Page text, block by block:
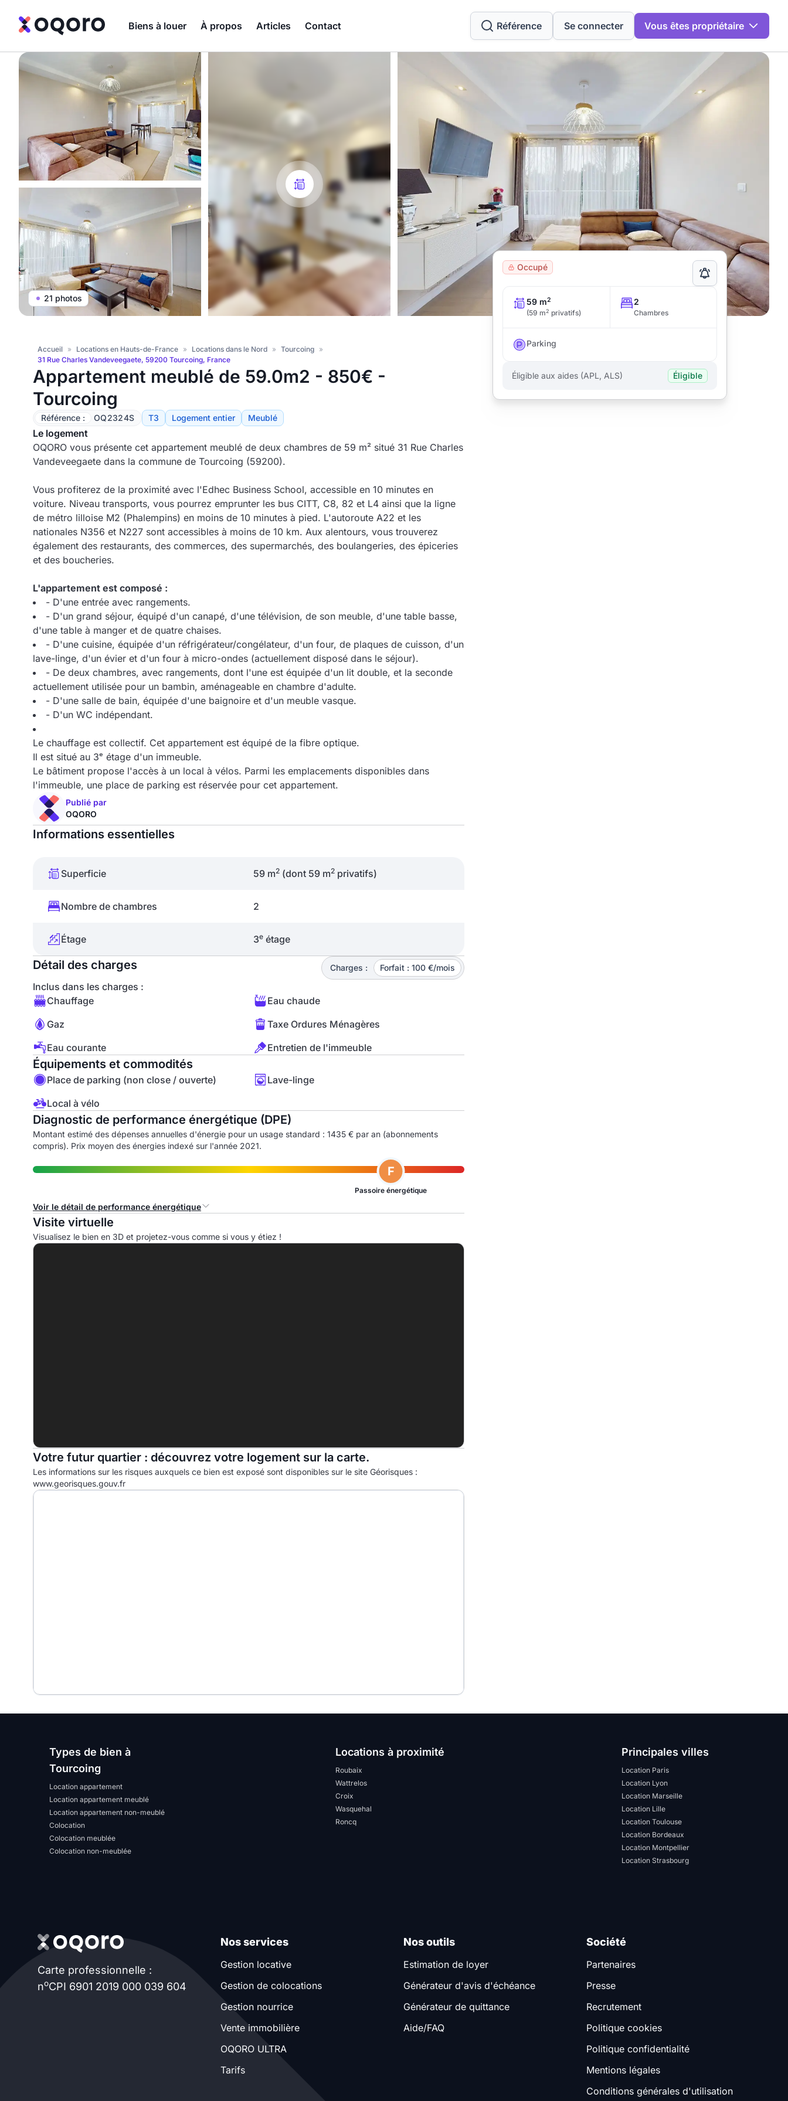
Biens à louer À propos Articles Contact Référence Se connecter Vous êtes propriétaire
21 photos
Accueil » Locations en Hauts-de-France » Locations dans le Nord » Tourcoing »
31 Rue Charles Vandeveegaete, 59200 Tourcoing, France
Appartement meublé de 59.0m2 - 850€ -
Tourcoing
Référence : OQ2324S T3 Logement entier Meublé
Le logement
OQORO vous présente cet appartement meublé de deux chambres de 59 m² situé 31 Rue Charles
Vandeveegaete dans la commune de Tourcoing (59200).
Vous profiterez de la proximité avec l'Edhec Business School, accessible en 10 minutes en
voiture. Niveau transports, vous pourrez emprunter les bus CITT, C8, 82 et L4 ainsi que la ligne
de métro lilloise M2 (Phalempins) en moins de 10 minutes à pied. L'autoroute A22 et les
nationales N356 et N227 sont accessibles à moins de 10 km. Aux alentours, vous trouverez
également des restaurants, des commerces, des supermarchés, des boulangeries, des épiceries
et des boucheries.
L'appartement est composé :
- D'une entrée avec rangements.
- D'un grand séjour, équipé d'un canapé, d'une télévision, de son meuble, d'une table basse,
d'une table à manger et de quatre chaises.
- D'une cuisine, équipée d'un réfrigérateur/congélateur, d'un four, de plaques de cuisson, d'un
lave-linge, d'un évier et d'un four à micro-ondes (actuellement disposé dans le séjour).
- De deux chambres, avec rangements, dont l'une est équipée d'un lit double, et la seconde
actuellement utilisée pour un bambin, aménageable en chambre d'adulte.
- D'une salle de bain, équipée d'une baignoire et d'un meuble vasque.
- D'un WC indépendant.
Le chauffage est collectif. Cet appartement est équipé de la fibre optique.
Il est situé au 3ᵉ étage d'un immeuble.
Le bâtiment propose l'accès à un local à vélos. Parmi les emplacements disponibles dans
l'immeuble, une place de parking est réservée pour cet appartement.
Publié par
OQORO
Informations essentielles
Superficie 59 m2 (dont 59 m2 privatifs)
Nombre de chambres 2
Étage 3e étage
Détail des charges Charges : Forfait : 100 €/mois
Inclus dans les charges :
Chauffage
Eau chaude
Gaz
Taxe Ordures Ménagères
Eau courante
Entretien de l'immeuble
Équipements et commodités
Place de parking (non close / ouverte)
Lave-linge
Local à vélo
Diagnostic de performance énergétique (DPE)
Montant estimé des dépenses annuelles d'énergie pour un usage standard : 1435 € par an (abonnements
compris). Prix moyen des énergies indexé sur l'année 2021.
F
Passoire énergétique
Voir le détail de performance énergétique
Consommation d'énergie primaire (CEP) Indice d'émission de gaz à effet de serre (EGES)
Visite virtuelle
Visualisez le bien en 3D et projetez-vous comme si vous y étiez !
Votre futur quartier : découvrez votre logement sur la carte.
Les informations sur les risques auxquels ce bien est exposé sont disponibles sur le site Géorisques :
www.georisques.gouv.fr
Occupé
59 m2
(59 m2 privatifs)
2
Chambres
Parking
Éligible aux aides (APL, ALS) Éligible
Types de bien à
Tourcoing
Location appartement
Location appartement meublé
Location appartement non-meublé
Colocation
Colocation meublée
Colocation non-meublée
Locations à proximité
Roubaix
Wattrelos
Croix
Wasquehal
Roncq
Principales villes
Location Paris
Location Lyon
Location Marseille
Location Lille
Location Toulouse
Location Bordeaux
Location Montpellier
Location Strasbourg
Carte professionnelle :
noCPI 6901 2019 000 039 604
Nos services
Gestion locative
Gestion de colocations
Gestion nourrice
Vente immobilière
OQORO ULTRA
Tarifs
Nos outils
Estimation de loyer
Générateur d'avis d'échéance
Générateur de quittance
Aide/FAQ
Société
Partenaires
Presse
Recrutement
Politique cookies
Politique confidentialité
Mentions légales
Conditions générales d'utilisation